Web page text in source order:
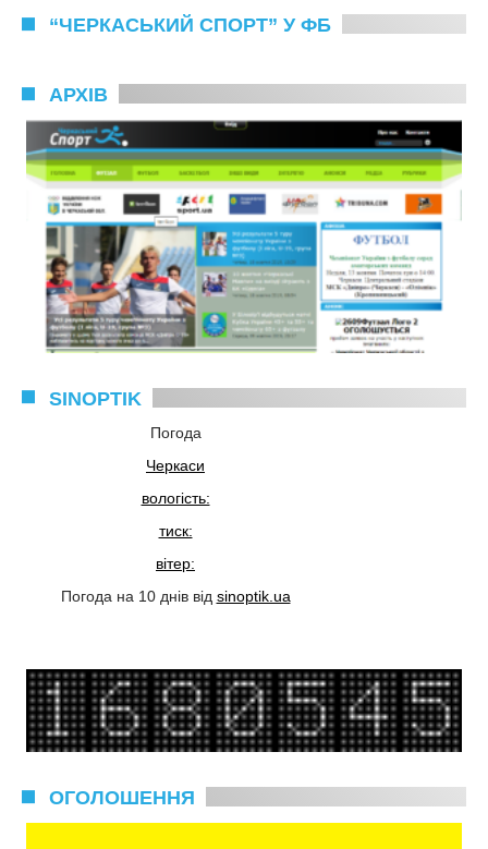
“ЧЕРКАСЬКИЙ СПОРТ” У ФБ
АРХІВ
SINOPTIK
Погода
Черкаси
вологість:
тиск:
вітер:
Погода на 10 днів від sinoptik.ua
ОГОЛОШЕННЯ